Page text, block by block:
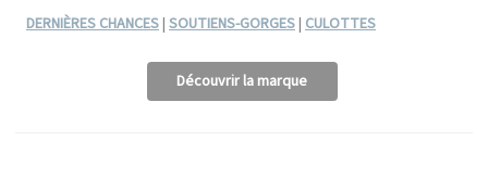
DERNIÈRES CHANCES| SOUTIENS-GORGES| CULOTTES
Découvrir la marque